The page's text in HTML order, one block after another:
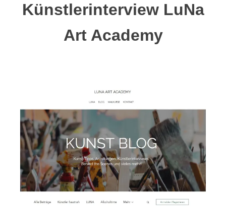
Künstlerinterview LuNa
Art Academy